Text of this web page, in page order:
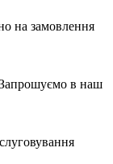
на замовлення
в наш